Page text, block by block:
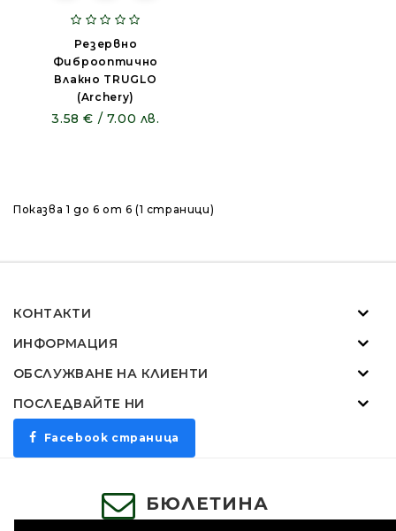
Резервно
Фиброоптично
Влакно TRUGLO
(archery)
3.58 € / 7.00 лв.
Показва 1 до 6 от 6 (1 страници)
КОНТАКТИ
ИНФОРМАЦИЯ
ОБСЛУЖВАНЕ НА КЛИЕНТИ
ПОСЛЕДВАЙТЕ НИ
Facebook страница
БЮЛЕТИНА